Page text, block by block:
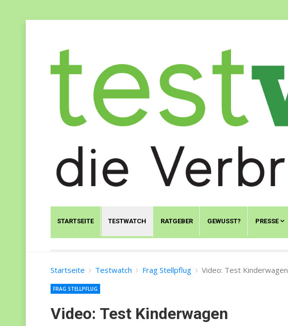
STARTSEITE TESTWATCH RATGEBER GEWUSST? PRESSE
Startseite Testwatch Frag Stellpflug Video: Test Kinderwagen
Video: Test Kinderwagen
FRAG STELLPFLUG